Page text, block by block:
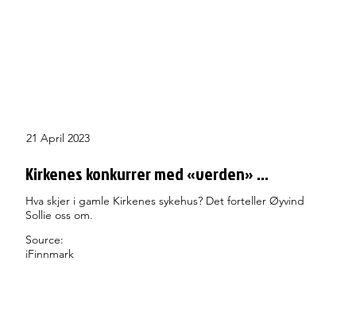
21 April 2023
Kirkenes konkurrer med «verden» ...
Hva skjer i gamle Kirkenes sykehus? Det forteller Øyvind
Sollie oss om.
iFinnmark
Source: